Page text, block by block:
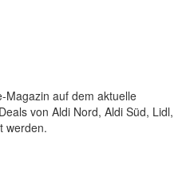
Magazin auf dem aktuelle
von Aldi Nord, Aldi Süd, Lidl,
werden.